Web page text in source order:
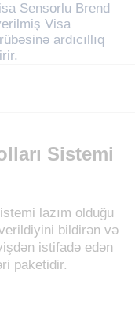
Sensorlu Brend
Visa
ardıcıllıq
Sistemi
lazım olduğu
bildirən və
istifadə edən
paketidir.